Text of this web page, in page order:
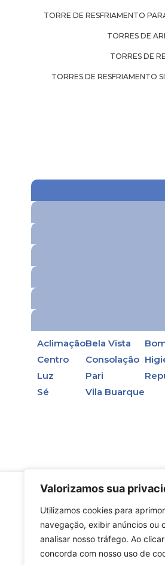
Valorizamos sua
Utilizamos cookies para
navegação, exibir anúncios ou
analisar nosso tráfego. Ao
concorda com nosso uso de
TORRE DE RESFRIAMENTO
TORRES DE
TORRES DE
TORRES DE RESFRIAMENTO
Aclimação
Centro
Luz
Sé
Bela Vista
Consolação
Pari
Vila Buarque
En la primera opción,
agua.